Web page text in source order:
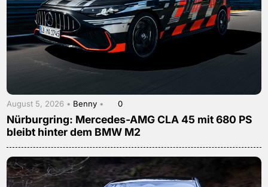
August 5, 2026 • Benny • 0
Nürburgring: Mercedes-AMG CLA 45 mit 680 PS
bleibt hinter dem BMW M2